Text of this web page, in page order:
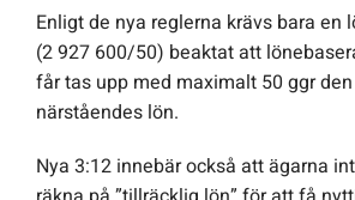
Enligt de nya reglerna krävs bara en
(2 927 600/50) beaktat att
får tas upp med maximalt 50 ggr
närståendes lön.
Nya 3:12 innebär också att ägarna